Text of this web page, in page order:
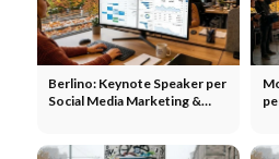
Berlino: Keynote Speaker per
Social Media Marketing &